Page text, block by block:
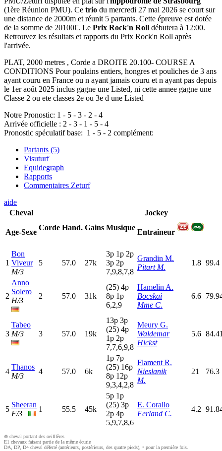
(1ère Réunion PMU). Ce trio du mercredi 27 mai 2026 se court sur
une distance de 2000m et réunit 5 partants. Cette épreuve est dotée
de la somme de 20100€. Le Prix Rock'n Roll débutera à 12:00.
Retrouvez les résultats et rapports du Prix Rock'n Roll après
l'arrivée.
PLAT, 2000 metres , Corde a DROITE 20.100- COURSE A
CONDITIONS Pour poulains entiers, hongres et pouliches de 3 ans
ayant couru en France ou n ayant jamais couru et n ayant pas depuis
le 1er août 2025 inclus gagne une Listed, ni cette annee gagne une
Classe 2 ou ete classes 2e ou 3e d une Listed
Notre Pronostic: 1 - 5 - 3 - 2 - 4
Arrivée officielle : 2 - 3 - 1 - 5 - 4
Pronostic spéculatif base: 1 - 5 - 2 complément:
Partants (5)
Visuturf
Equidegraph
Rapports
Commentaires Zeturf
aide
Cheval
Age-Sexe
Corde Hand. Gains Musique
Jockey
Entraineur
1
Bon
Viveur
M/3
5 57.0 27k
3p 1p 2p
3p 2p
7,9,8,7,8
Grandin M.
Pitart M.
1.8 99.4
2
Anno
Solero
H/3
2 57.0 31k
(25) 4p
8p 1p
6,2,9
Hamelin A.
Bocskai
Mme C.
6.6
3
Tabeo
M/3
3 57.0 19k
13p 3p
(25) 4p
1p 2p
7,7,6,9,8
Meury G.
Waldemar
Hickst
5.6
4
Thanos
M/3
4 57.0 6k
1p 7p
(25) 16p
8p 12p
9,3,4,2,8
Flament R.
Nieslanik
M.
21 76.3
5
Sheeran
F/3
1 55.5 45k
5p 1p
(25) 3p
2p 4p
5,9,7,8,6
E. Corallo
Ferland C.
4.2
⊗ cheval portant des oeilllères
E1 chevaux faisant partie de la même écurie
DA, DP, D4 cheval déferré (antérieurs, postérieurs, des quatre pieds), • pour la première fois.